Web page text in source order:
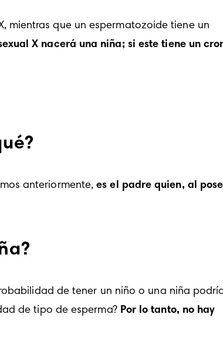
mientras que un espermatozoide tiene un
X nacerá una niña; si este tiene un
anteriormente, es el padre quien, al
de tener un niño o una niña
de tipo de esperma? Por lo tanto, no hay